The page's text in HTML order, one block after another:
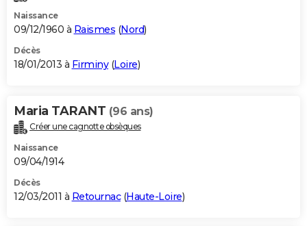
Naissance
09/12/1960 à Raismes (Nord)
Décès
18/01/2013 à Firminy(Loire)
Maria TARANT (96 ans)
Créer une cagnotte obsèques
Naissance
09/04/1914
Décès
12/03/2011 à Retournac(Haute-Loire)